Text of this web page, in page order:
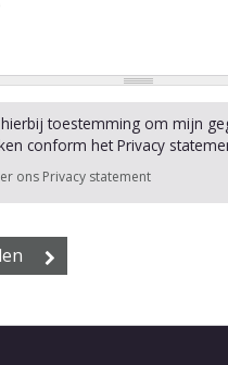
toestemming om mijn
conform het Privacy
ons Privacy statement